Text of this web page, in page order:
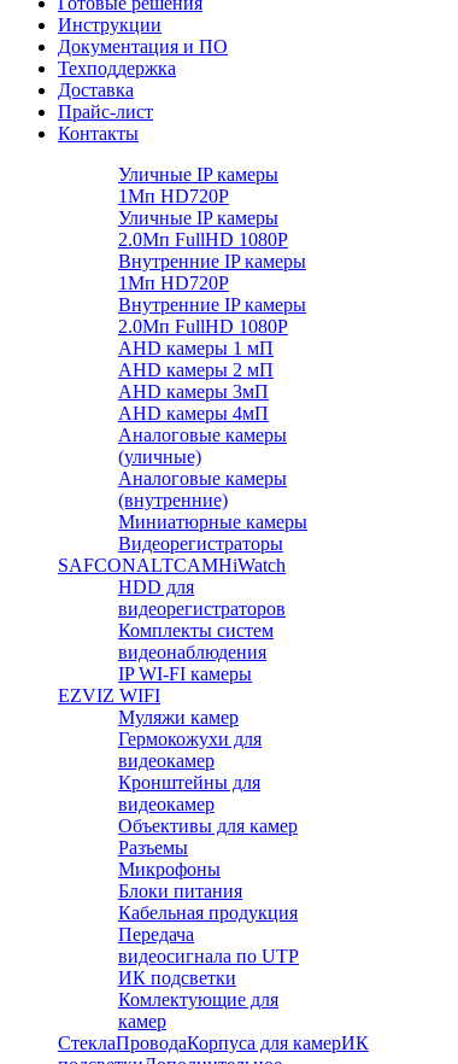
Инструкции
Документация и ПО
Техподдержка
Доставка
Прайс-лист
Контакты
Уличные IP камеры
1Мп HD720P
Уличные IP камеры
2.0Мп FullHD 1080P
Внутренние IP камеры
1Мп HD720P
Внутренние IP камеры
2.0Мп FullHD 1080P
AHD камеры 1 мП
AHD камеры 2 мП
AHD камеры 3мП
AHD камеры 4мП
Аналоговые камеры
(уличные)
Аналоговые камеры
(внутренние)
Миниатюрные камеры
Видеорегистраторы
SAFCONALTCAMHiWatch
HDD для
видеорегистраторов
Комплекты систем
видеонаблюдения
IP WI-FI камеры
EZVIZ WIFI
Муляжи камер
Гермокожухи для
видеокамер
Кронштейны для
видеокамер
Объективы для камер
Разъемы
Микрофоны
Блоки питания
Кабельная продукция
Передача
видеосигнала по UTP
ИК подсветки
Комлектующие для
камер
СтеклаПроводаКорпуса для камерИК